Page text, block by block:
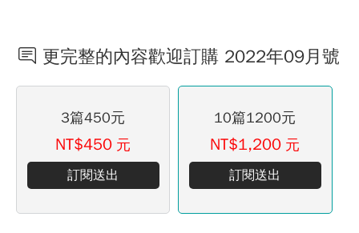
更完整的內容歡迎訂購 2022年09月號
3篇450元
NT$450 元
訂閱送出
10篇1200元
NT$1,200 元
訂閱送出